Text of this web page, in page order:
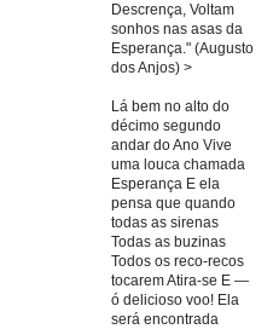
Descrença, Voltam
sonhos nas asas da
Esperança." (Augusto
dos Anjos) >
Lá bem no alto do
décimo segundo
andar do Ano Vive
uma louca chamada
Esperança E ela
pensa que quando
todas as sirenas
Todas as buzinas
Todos os reco-recos
tocarem Atira-se E —
ó delicioso voo! Ela
será encontrada